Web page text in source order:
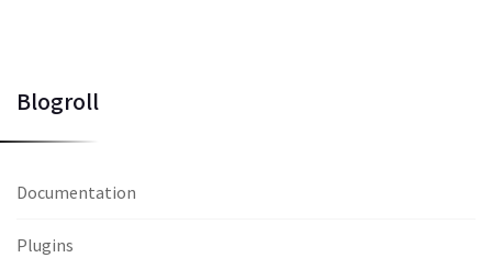
Blogroll
Documentation
Plugins